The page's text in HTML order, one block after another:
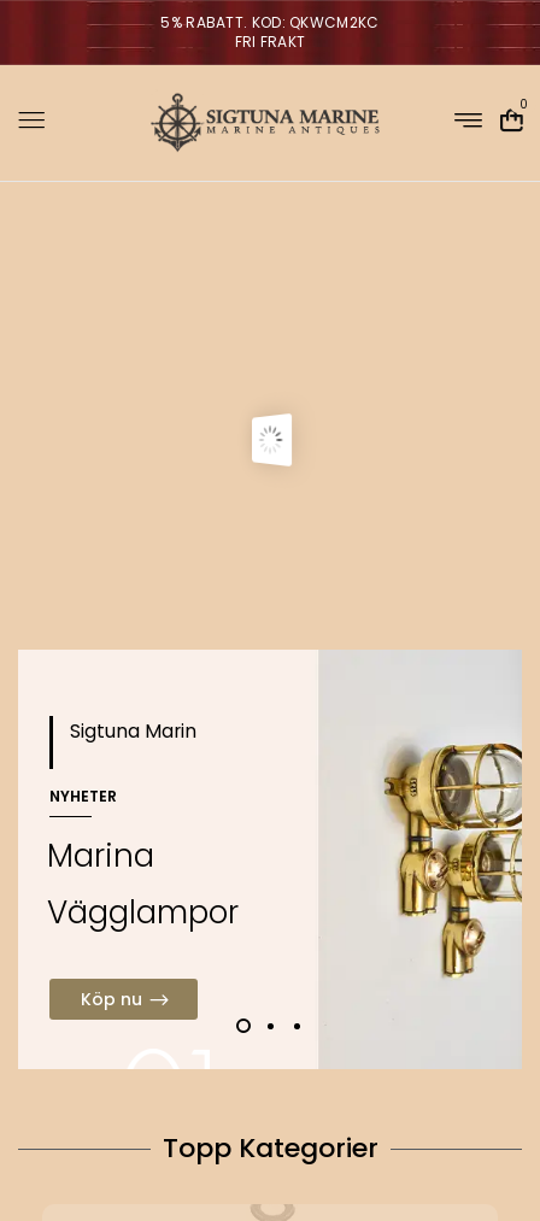
5% RABATT. KOD: QKWCM2KC
FRI FRAKT
0
Sigtuna Marin
NYHETER
Marina
Vägglampor
Köp nu
Topp Kategorier